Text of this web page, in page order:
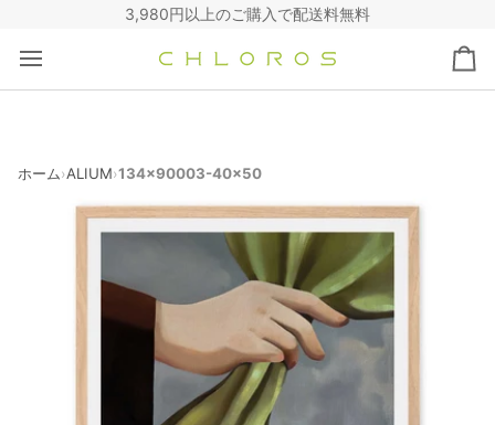
3,980円以上のご購入で配送料無料
カ
ー
ホーム›ALIUM›134x90003-40x50